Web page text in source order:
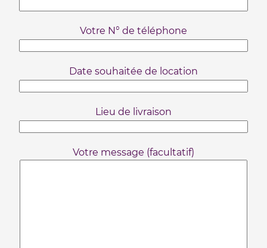
Votre N° de téléphone
Date souhaitée de location
Lieu de livraison
Votre message (facultatif)